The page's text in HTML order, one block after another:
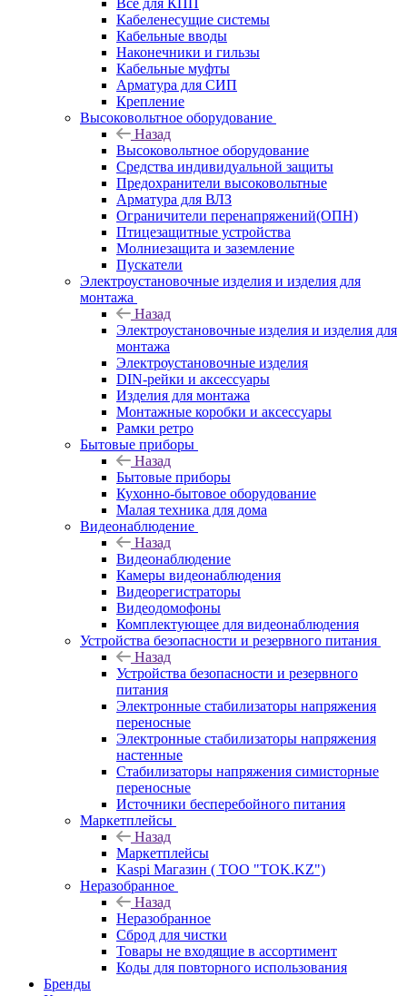
Всё для КПП
Кабеленесущие системы
Кабельные вводы
Наконечники и гильзы
Кабельные муфты
Арматура для СИП
Крепление
Высоковольтное оборудование
Назад
Высоковольтное оборудование
Средства индивидуальной защиты
Предохранители высоковольтные
Арматура для ВЛЗ
Ограничители перенапряжений(ОПН)
Птицезащитные устройства
Молниезащита и заземление
Пускатели
Электроустановочные изделия и изделия для
монтажа
Назад
Электроустановочные изделия и изделия для
монтажа
Электроустановочные изделия
DIN-рейки и аксессуары
Изделия для монтажа
Монтажные коробки и аксессуары
Рамки ретро
Бытовые приборы
Назад
Бытовые приборы
Кухонно-бытовое оборудование
Малая техника для дома
Видеонаблюдение
Назад
Видеонаблюдение
Камеры видеонаблюдения
Видеорегистраторы
Видеодомофоны
Комплектующее для видеонаблюдения
Устройства безопасности и резервного питания
Назад
Устройства безопасности и резервного
питания
Электронные стабилизаторы напряжения
переносные
Электронные стабилизаторы напряжения
настенные
Стабилизаторы напряжения симисторные
переносные
Источники бесперебойного питания
Маркетплейсы
Назад
Маркетплейсы
Kaspi Магазин ( ТОО "TOK.KZ")
Неразобранное
Назад
Неразобранное
Сброд для чистки
Товары не входящие в ассортимент
Коды для повторного использования
Бренды